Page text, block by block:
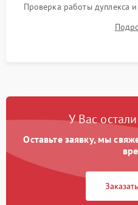
Проверка работы дуплекса
качества запекания тонера
изображения перед
У Вас
Оставьте заявку, мы